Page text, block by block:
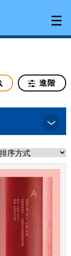
進階